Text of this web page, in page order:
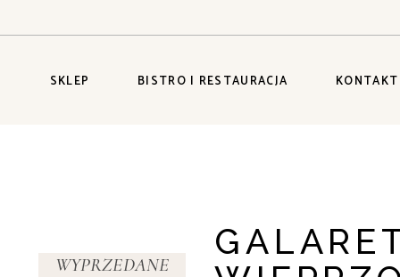
SKLEP BISTRO I RESTAURACJA KONTAKT
WYPRZEDANE